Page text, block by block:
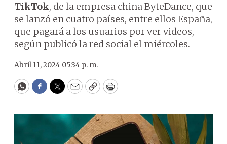
TikTok, de la empresa china ByteDance, que
se lanzó en cuatro países, entre ellos España,
que pagará a los usuarios por ver videos,
según publicó la red social el miércoles.
Abril 11, 2024 05:34 p. m.
WhatsApp
Facebook
Twitter
EmailCopyPrint